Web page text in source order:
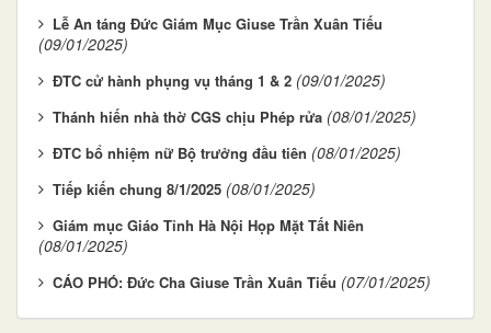
Lễ An táng Đức Giám Mục Giuse Trần Xuân Tiếu
(09/01/2025)
ĐTC cử hành phụng vụ tháng 1 & 2 (09/01/2025)
Thánh hiến nhà thờ CGS chịu Phép rửa (08/01/2025)
ĐTC bổ nhiệm nữ Bộ trưởng đầu tiên (08/01/2025)
Tiếp kiến chung 8/1/2025 (08/01/2025)
Giám mục Giáo Tỉnh Hà Nội Họp Mặt Tất Niên
(08/01/2025)
CÁO PHÓ: Đức Cha Giuse Trần Xuân Tiếu (07/01/2025)